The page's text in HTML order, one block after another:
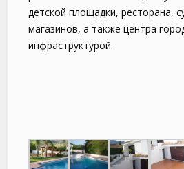
детской площадки, ресторана,
магазинов, а также центра
инфраструктурой.